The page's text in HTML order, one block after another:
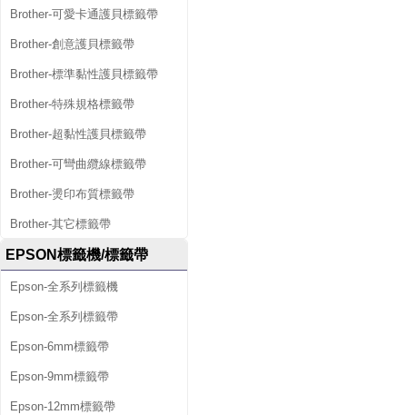
Brother-可愛卡通護貝標籤帶
Brother-創意護貝標籤帶
Brother-標準黏性護貝標籤帶
Brother-特殊規格標籤帶
Brother-超黏性護貝標籤帶
Brother-可彎曲纜線標籤帶
Brother-燙印布質標籤帶
Brother-其它標籤帶
EPSON標籤機/標籤帶
Epson-全系列標籤機
Epson-全系列標籤帶
Epson-6mm標籤帶
Epson-9mm標籤帶
Epson-12mm標籤帶